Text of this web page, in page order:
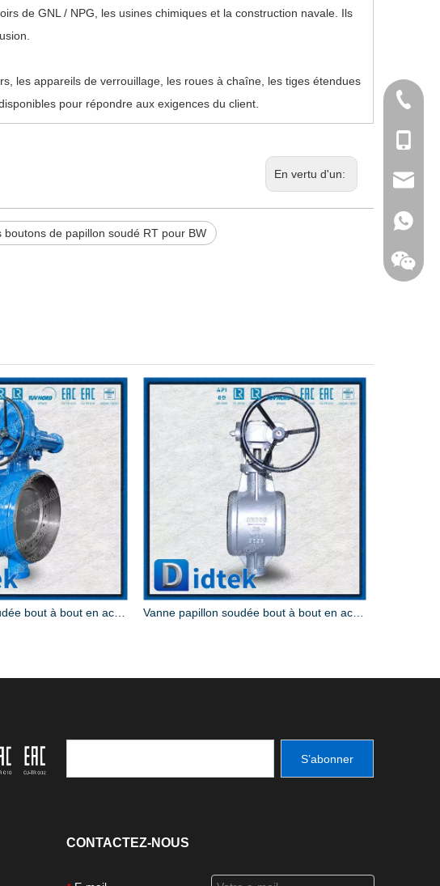
de GNL / NPG, les usines chimiques et la construction navale. Ils
les appareils de verrouillage, les roues à chaîne, les tiges étendues
pour répondre aux exigences du client.
En vertu d'un:
boutons de papillon soudé RT pour BW
S’abonner
CONTACTEZ-NOUS
+ 86-
+86 -